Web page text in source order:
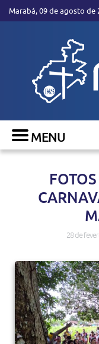
Marabá, 09 de agosto de
28 de